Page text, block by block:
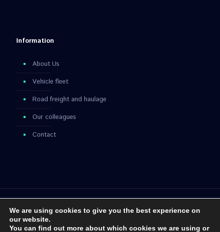
Information
About Us
Vehicle fleet
Road freight and haulage
Our colleagues
Contact
© 2018 Tatai és Társa. All Rights Reserved. - Minden Jog
Fenntartva
We are using cookies to give you the best experience on
our website.
You can find out more about which cookies we are using or